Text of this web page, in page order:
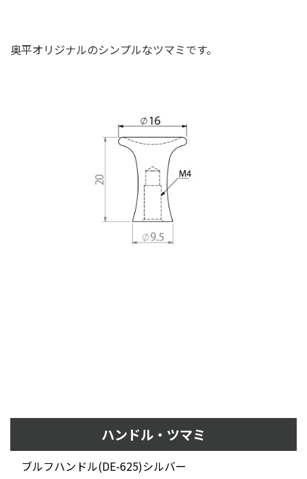
奥平オリジナルのシンプルなツマミです。
ハンドル・ツマミ
ブルフハンドル(DE-625)シルバー